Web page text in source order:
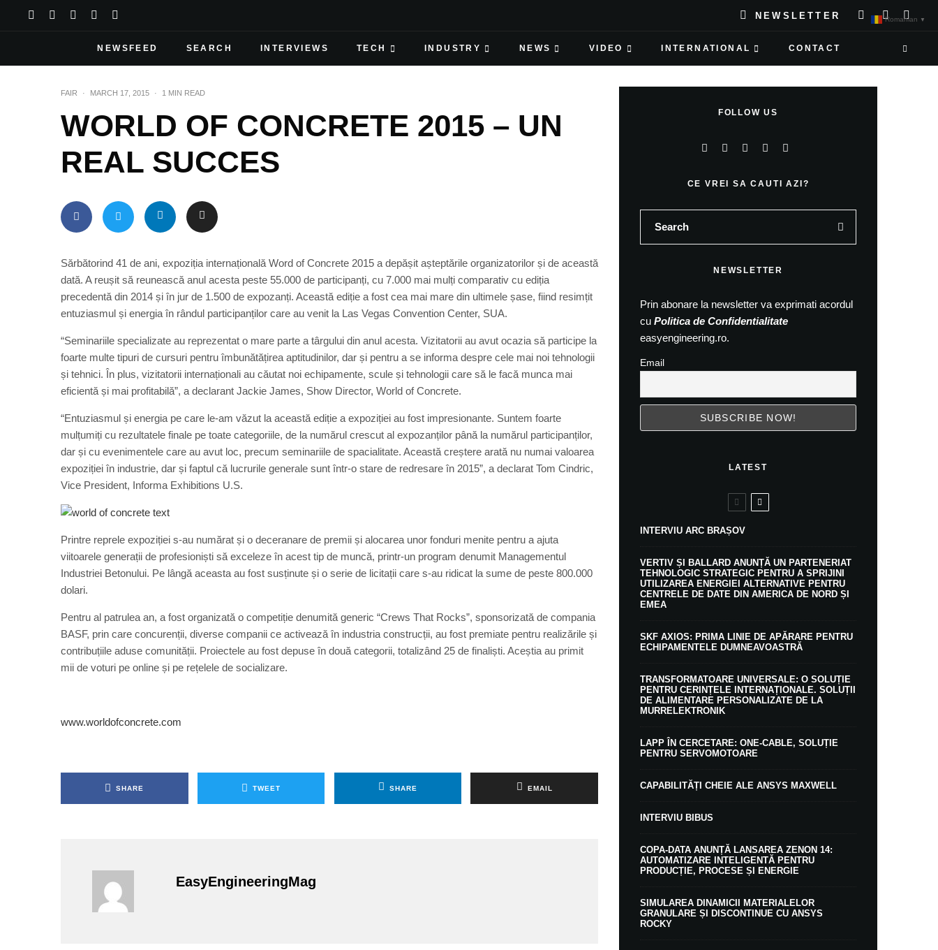
NEWSLETTER
NEWSFEED SEARCH INTERVIEWS TECH INDUSTRY NEWS VIDEO INTERNATIONAL CONTACT
FAIR · MARCH 17, 2015 · 1 MIN READ
WORLD OF CONCRETE 2015 – UN
REAL SUCCES
Sărbătorind 41 de ani, expoziția internațională Word of Concrete 2015 a depășit așteptările organizatorilor și de această
dată. A reușit să reunească anul acesta peste 55.000 de participanți, cu 7.000 mai mulți comparativ cu ediția
precedentă din 2014 și în jur de 1.500 de expozanți. Această ediție a fost cea mai mare din ultimele șase, fiind resimțit
entuziasmul și energia în rândul participanților care au venit la Las Vegas Convention Center, SUA.
“Seminariile specializate au reprezentat o mare parte a târgului din anul acesta. Vizitatorii au avut ocazia să participe la
foarte multe tipuri de cursuri pentru îmbunătățirea aptitudinilor, dar și pentru a se informa despre cele mai noi tehnologii
și tehnici. În plus, vizitatorii internaționali au căutat noi echipamente, scule și tehnologii care să le facă munca mai
eficientă și mai profitabilă”, a declarant Jackie James, Show Director, World of Concrete.
“Entuziasmul și energia pe care le-am văzut la această ediție a expoziției au fost impresionante. Suntem foarte
mulțumiți cu rezultatele finale pe toate categoriile, de la numărul crescut al expozanților până la numărul participanților,
dar și cu evenimentele care au avut loc, precum seminariile de spacialitate. Această creștere arată nu numai valoarea
expoziției în industrie, dar și faptul că lucrurile generale sunt într-o stare de redresare în 2015”, a declarat Tom Cindric,
Vice President, Informa Exhibitions U.S.
Printre reprele expoziției s-au numărat și o deceranare de premii și alocarea unor fonduri menite pentru a ajuta
viitoarele generații de profesioniști să exceleze în acest tip de muncă, printr-un program denumit Managementul
Industriei Betonului. Pe lângă aceasta au fost susținute și o serie de licitații care s-au ridicat la sume de peste 800.000
dolari.
Pentru al patrulea an, a fost organizată o competiție denumită generic “Crews That Rocks”, sponsorizată de compania
BASF, prin care concurenții, diverse companii ce activează în industria construcții, au fost premiate pentru realizările și
contribuțiile aduse comunității. Proiectele au fost depuse în două categorii, totalizând 25 de finaliști. Aceștia au primit
mii de voturi pe online și pe rețelele de socializare.
www.worldofconcrete.com
SHARE TWEET SHARE EMAIL
EasyEngineeringMag
FOLLOW US
CE VREI SA CAUTI AZI?
NEWSLETTER
Prin abonare la newsletter va exprimati acordul
cu Politica de Confidentialitate
easyengineering.ro.
Email
LATEST
INTERVIU ARC BRAȘOV
VERTIV ȘI BALLARD ANUNȚĂ UN PARTENERIAT
TEHNOLOGIC STRATEGIC PENTRU A SPRIJINI
UTILIZAREA ENERGIEI ALTERNATIVE PENTRU
CENTRELE DE DATE DIN AMERICA DE NORD ȘI
EMEA
SKF AXIOS: PRIMA LINIE DE APĂRARE PENTRU
ECHIPAMENTELE DUMNEAVOASTRĂ
TRANSFORMATOARE UNIVERSALE: O SOLUȚIE
PENTRU CERINȚELE INTERNAȚIONALE. SOLUȚII
DE ALIMENTARE PERSONALIZATE DE LA
MURRELEKTRONIK
LAPP ÎN CERCETARE: ONE-CABLE, SOLUȚIE
PENTRU SERVOMOTOARE
CAPABILITĂȚI CHEIE ALE ANSYS MAXWELL
INTERVIU BIBUS
COPA-DATA ANUNȚĂ LANSAREA ZENON 14:
AUTOMATIZARE INTELIGENTĂ PENTRU
PRODUCȚIE, PROCESE ȘI ENERGIE
SIMULAREA DINAMICII MATERIALELOR
GRANULARE ȘI DISCONTINUE CU ANSYS
ROCKY
Romanian ▼